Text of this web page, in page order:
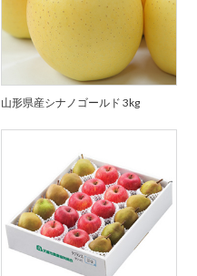
山形県産シナノゴールド 3kg